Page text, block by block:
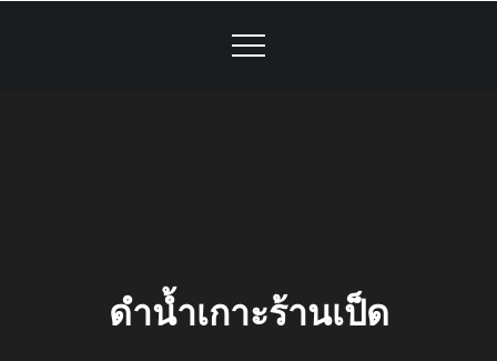
ดำน้ำเกาะร้านเป็ด